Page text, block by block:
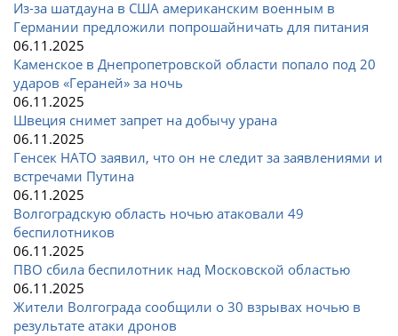
Из-за шатдауна в США американским военным в
Германии предложили попрошайничать для питания
06.11.2025
Каменское в Днепропетровской области попало под 20
ударов «Гераней» за ночь
06.11.2025
Швеция снимет запрет на добычу урана
06.11.2025
Генсек НАТО заявил, что он не следит за заявлениями и
встречами Путина
06.11.2025
Волгоградскую область ночью атаковали 49
беспилотников
06.11.2025
ПВО сбила беспилотник над Московской областью
06.11.2025
Жители Волгограда сообщили о 30 взрывах ночью в
результате атаки дронов